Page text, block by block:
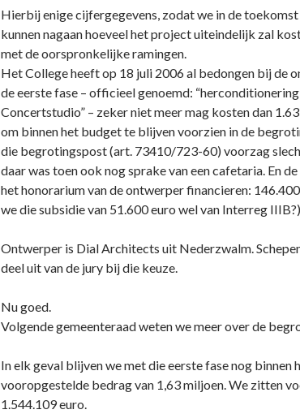
Hierbij enige cijfergegevens, zodat we in de
kunnen nagaan hoeveel het project uiteindelijk zal
met de oorspronkelijke ramingen.
Het College heeft op 18 juli 2006 al bedongen bij de
de eerste fase – officieel genoemd:
Concertstudio” – zeker niet meer mag kosten dan
om binnen het budget te blijven voorzien in de
die begrotingspost (art. 73410/723-60) voorzag
daar was toen ook nog sprake van een cafetaria. En
het honorarium van de ontwerper financieren:
we die subsidie van 51.600 euro wel van Interreg IIIB?)
Ontwerper is Dial Architects uit Nederzwalm.
deel uit van de jury bij die keuze.
Nu goed.
Volgende gemeenteraad weten we meer over de
In elk geval blijven we met die eerste fase nog binnen
vooropgestelde bedrag van 1,63 miljoen. We zitten
1.544.109 euro.